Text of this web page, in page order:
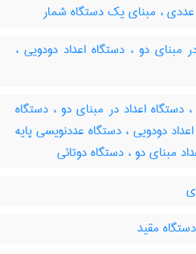
، مبنای یک دستگاه شمار
مبنای دو ، دستگاه اعداد دودویی ،
دستگاه اعداد در مبنای دو ، دستگاه
دودویی ، دستگاه عددنویسی پایه
مبنای دو ، دستگاه دوتائی
مقید